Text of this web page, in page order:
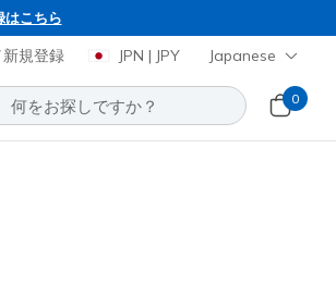
はこちら
規登録 JPN | JPY Japanese
0